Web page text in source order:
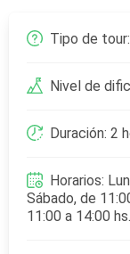
Tipo de
Nivel de
Duración: 2
Horarios:
Sábado, de
11:00 a 14:00 hs.